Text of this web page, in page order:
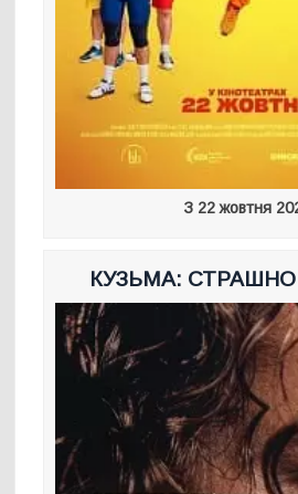
З 22 жовтня
КУЗЬМА: